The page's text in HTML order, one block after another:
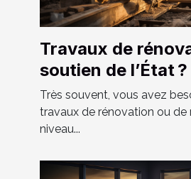
Travaux de
soutien de l’État ?
Très souvent, vous avez
travaux de rénovation ou de
niveau...